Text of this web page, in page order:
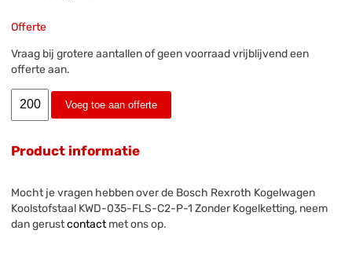
Offerte
Vraag bij grotere aantallen of geen voorraad vrijblijvend een
offerte aan.
Voeg toe aan offerte
Product informatie
Mocht je vragen hebben over de Bosch Rexroth Kogelwagen
Koolstofstaal KWD-035-FLS-C2-P-1 Zonder Kogelketting, neem
dan gerustcontactmet ons op.